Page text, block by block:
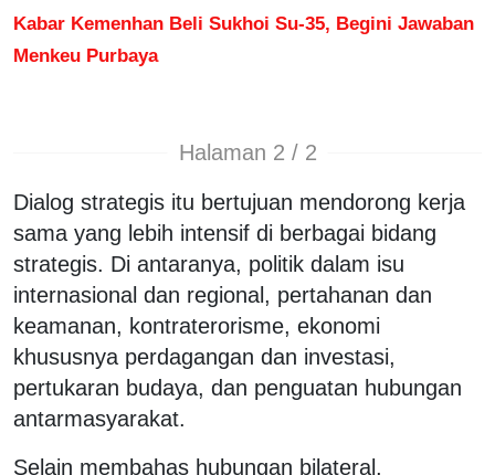
Kabar Kemenhan Beli Sukhoi Su-35, Begini Jawaban
Menkeu Purbaya
Halaman 2 / 2
Dialog strategis itu bertujuan mendorong kerja
sama yang lebih intensif di berbagai bidang
strategis. Di antaranya, politik dalam isu
internasional dan regional, pertahanan dan
keamanan, kontraterorisme, ekonomi
khususnya perdagangan dan investasi,
pertukaran budaya, dan penguatan hubungan
antarmasyarakat.
Selain membahas hubungan bilateral,